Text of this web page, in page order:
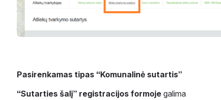
Pasirenkamas tipas “Komunalinė sutartis”
“Sutarties šalį” registracijos formoje galima